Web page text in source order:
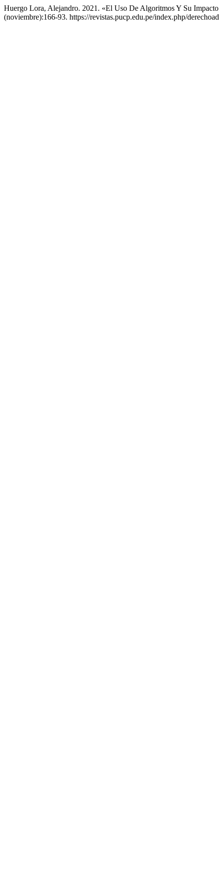
Huergo Lora, Alejandro. 2021. «El Uso De Algoritmos Y Su
(noviembre):166-93. https://revistas.pucp.edu.pe/index.php/